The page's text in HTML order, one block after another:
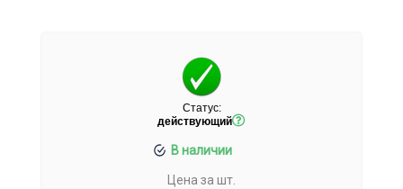
Статус:
действующий
В наличии
Цена за шт.